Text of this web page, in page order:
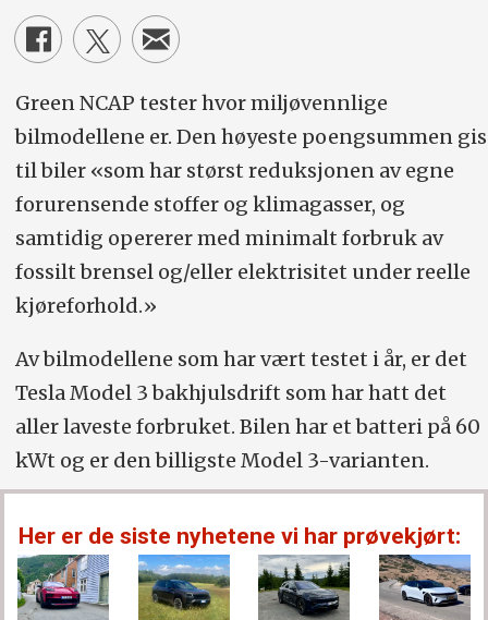
Green NCAP tester hvor miljøvennlige
bilmodellene er. Den høyeste poengsummen gis
til biler «som har størst reduksjonen av egne
forurensende stoffer og klimagasser, og
samtidig opererer med minimalt forbruk av
fossilt brensel og/eller elektrisitet under reelle
kjøreforhold.»
Av bilmodellene som har vært testet i år, er det
Tesla Model 3 bakhjulsdrift som har hatt det
aller laveste forbruket. Bilen har et batteri på 60
kWt og er den billigste Model 3-varianten.
Her er de siste nyhetene vi har prøvekjørt: